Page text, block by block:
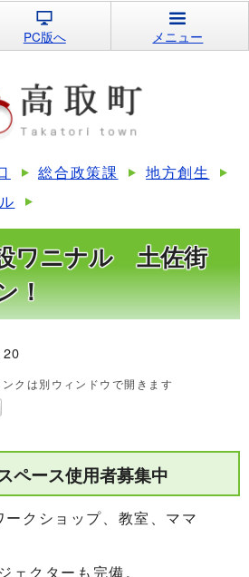
PC版へ メニュー
総合政策課
地方創生
ワニナル 土佐街
！
クは別ウィンドウで開きます
ペース使用者募集中
クショップ、教室、ママ
クターも完備。